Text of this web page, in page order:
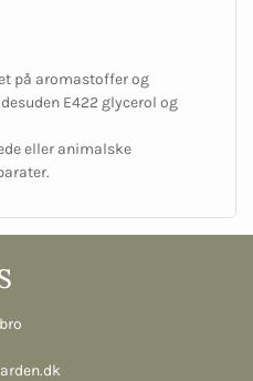
på aromastoffer og
E422 glycerol og
eller animalske